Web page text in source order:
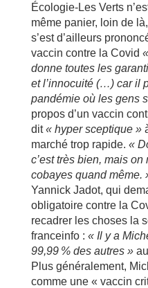
Écologie-Les Verts
même panier, loin de
s’est d’ailleurs
vaccin contre la Covid
donne toutes les
et l’innocuité (…) car il
pandémie où les gens
propos d’un vaccin
dit« hyper sceptique »
marché trop rapide. «
c’est très bien, mais
cobayes quand même.
Yannick Jadot, qui
obligatoire contre la
recadrer les choses la
franceinfo : « Il y a
99,99 % des autres »au
Plus généralement,
comme une « vaccin